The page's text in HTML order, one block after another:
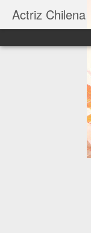
Actriz Chilena